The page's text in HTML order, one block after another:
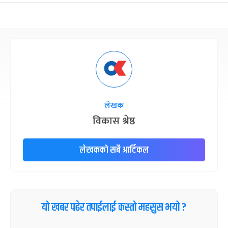
Dec 25, 2026
Jan 11, 2027
शुक्र माघ १, २०८३-Jan 15, 2027
लेखक
विकास श्रेष्ठ
लेखकको सबै आर्टिकल
यो खबर पढेर तपाईलाई कस्तो महसुस भयो ?